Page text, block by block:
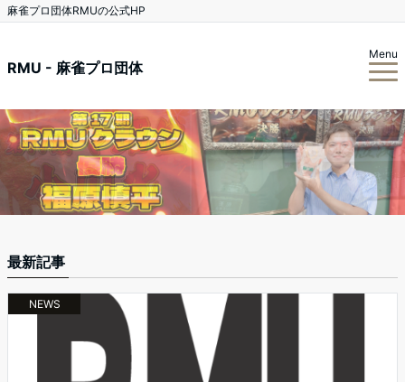
麻雀プロ団体RMUの公式HP
RMU - 麻雀プロ団体
Menu
最新記事
NEWS